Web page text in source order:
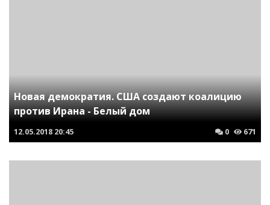
Новая демократия. США создают коалицию
против Ирана - Белый дом
12.05.2018 20:45 0 671